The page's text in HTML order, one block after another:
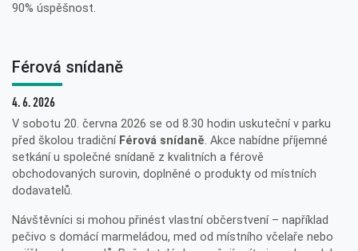
90% úspěšnost.
Férová snídaně
4. 6. 2026
V sobotu 20. června 2026 se od 8.30 hodin uskuteční v parku
před školou tradiční Férová snídaně. Akce nabídne příjemné
setkání u společné snídaně z kvalitních a férově
obchodovaných surovin, doplněné o produkty od místních
dodavatelů.
Návštěvníci si mohou přinést vlastní občerstvení – například
pečivo s domácí marmeládou, med od místního včelaře nebo